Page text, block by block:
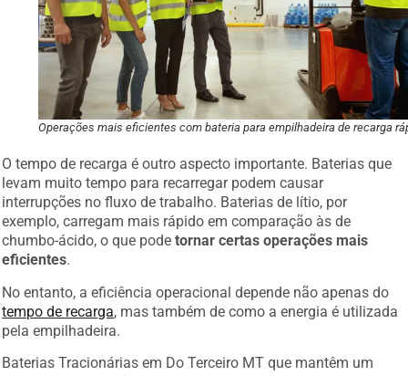
Operações mais eficientes com bateria para empilhadeira de recarga
O tempo de recarga é outro aspecto importante. Baterias que
levam muito tempo para recarregar podem causar
interrupções no fluxo de trabalho. Baterias de lítio, por
exemplo, carregam mais rápido em comparação às de
chumbo-ácido, o que podetornar certas operações mais
eficientes
No entanto, a eficiência operacional depende não apenas do
tempo de recarga , mas também de como a energia é utilizada
pela empilhadeira.
Baterias Tracionárias em Do Terceiro MT que mantêm um